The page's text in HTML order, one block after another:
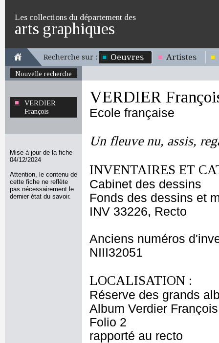
Les collections du département des
arts graphiques
Recherche sur : Oeuvres Artistes
Nouvelle recherche
VERDIER
François
Mise à jour de la fiche
04/12/2024
Attention, le contenu de
cette fiche ne reflète
pas nécessairement le
dernier état du savoir.
VERDIER
Ecole française
Un fleuve nu, assis,
INVENTAIRES ET
Cabinet des dessins
Fonds des dessins et
INV 33226, Recto
Anciens numéros
NIII32051
LOCALISATION :
Réserve des grands
Album Verdier François
Folio 2
rapporté au recto